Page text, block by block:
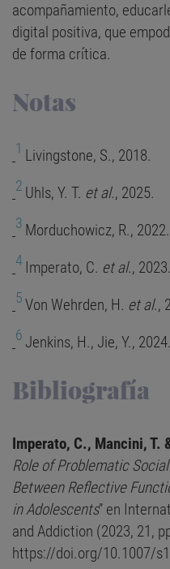
acompañamiento,
digital positiva, que
de forma crítica.
Notas
1 Livingstone, S., 2018.
2 Uhls, Y. T. et al., 2025.
3 Morduchowicz, R., 2022.
4 Imperato, C. et al., 2023.
5Von Wehrden, H. et al.,
6 Jenkins, H., Jie, Y., 2024.
Bibliografía
Imperato, C., Mancini, T.
Role of Problematic
Between Reflective
in Adolescents” en
and Addiction (2023, 21,
https://doi.org/10.1007/